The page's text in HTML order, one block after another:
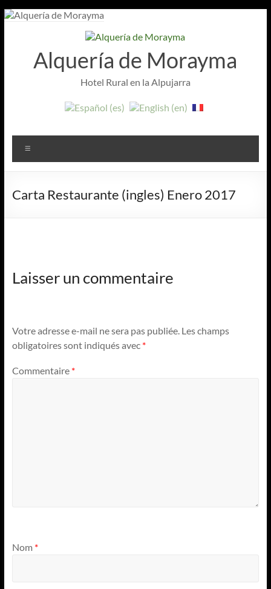
Aller
Alquería de Morayma
Hotel Rural en la Alpujarra
Carta Restaurante (ingles) Enero 2017
Laisser un commentaire
Votre adresse e-mail ne sera pas publiée. Les champs
obligatoires sont indiqués avec *
Commentaire *
Nom *